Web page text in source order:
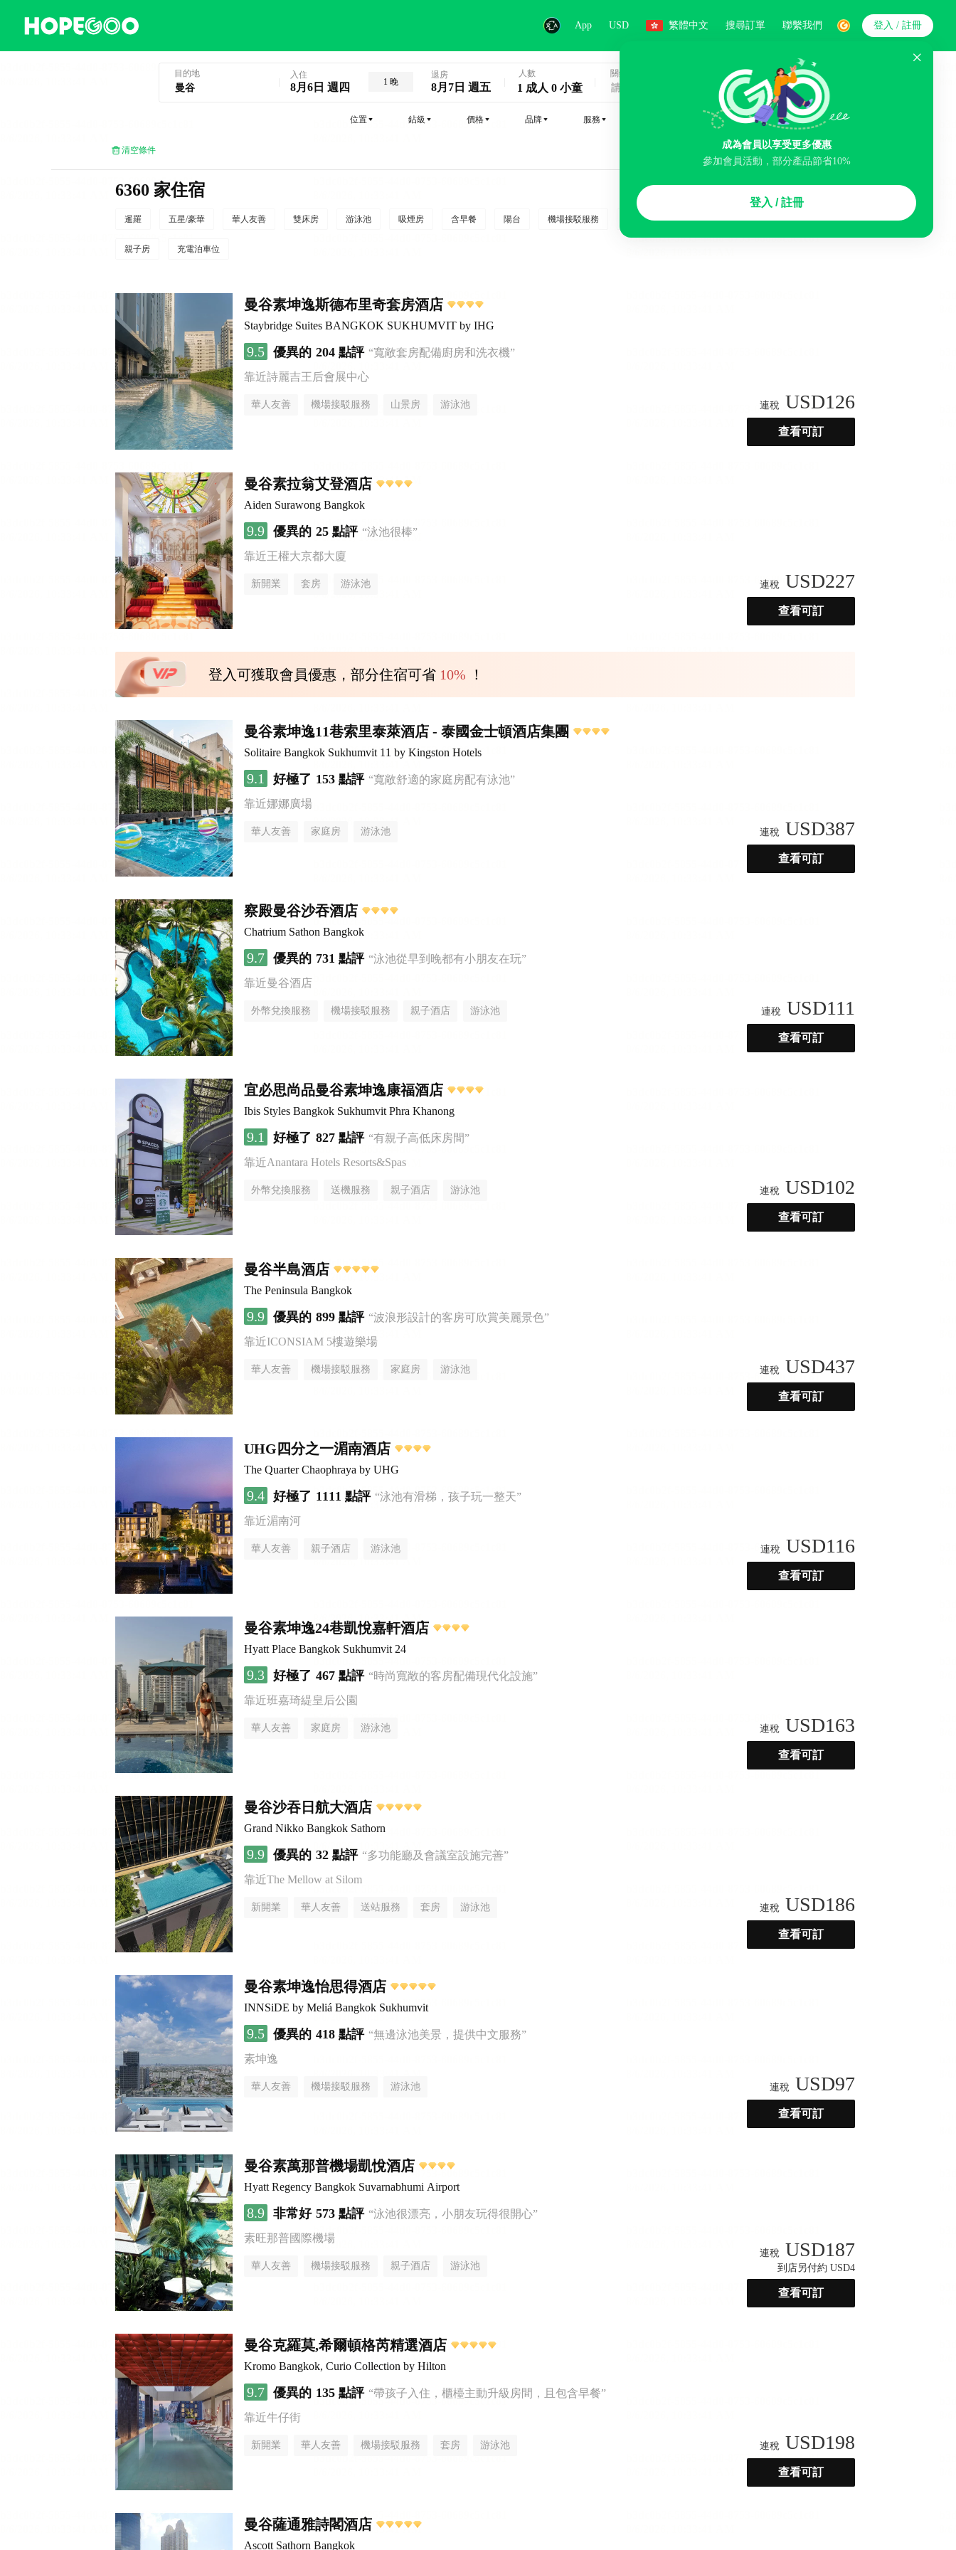
App USD 繁體中文 搜尋訂單 聯繫我們
成為會員以享受更多優惠
參加會員活動，部分產品節省10%
登入 / 註冊
登入 / 註冊
目的地 入住
8月6日 週四 1 晚
退房
8月7日 週五
人數
1 成人 0 小童
關鍵字
搜索
位置 鉆級 價格 品牌 服務
清空條件
6360 家住宿
暹羅 五星/豪華 華人友善 雙床房 游泳池 吸煙房 含早餐 陽台 機場接駁服務 吸煙區 免費取消 民宿 泊車場
親子房 充電泊車位
曼谷素坤逸斯德布里奇套房酒店
Staybridge Suites BANGKOK SUKHUMVIT by IHG
9.5 優異的 204 點評 “寬敞套房配備廚房和洗衣機”
靠近詩麗吉王后會展中心
華人友善 機場接駁服務 山景房 游泳池 連稅 USD126
查看可訂
曼谷素拉翁艾登酒店
Aiden Surawong Bangkok
9.9 優異的 25 點評 “泳池很棒”
靠近王權大京都大廈
新開業 套房 游泳池 連稅 USD227
查看可訂
登入可獲取會員優惠，部分住宿可省 10% ！
曼谷素坤逸11巷索里泰萊酒店 - 泰國金士頓酒店集團
Solitaire Bangkok Sukhumvit 11 by Kingston Hotels
9.1 好極了 153 點評 “寬敞舒適的家庭房配有泳池”
靠近娜娜廣場
華人友善 家庭房 游泳池 連稅 USD387
查看可訂
察殿曼谷沙吞酒店
Chatrium Sathon Bangkok
9.7 優異的 731 點評 “泳池從早到晚都有小朋友在玩”
靠近曼谷酒店
外幣兌換服務 機場接駁服務 親子酒店 游泳池 連稅 USD111
查看可訂
宜必思尚品曼谷素坤逸康福酒店
Ibis Styles Bangkok Sukhumvit Phra Khanong
9.1 好極了 827 點評 “有親子高低床房間”
靠近Anantara Hotels Resorts&Spas
外幣兌換服務 送機服務 親子酒店 游泳池 連稅 USD102
查看可訂
曼谷半島酒店
The Peninsula Bangkok
9.9 優異的 899 點評 “波浪形設計的客房可欣賞美麗景色”
靠近ICONSIAM 5樓遊樂場
華人友善 機場接駁服務 家庭房 游泳池 連稅 USD437
查看可訂
UHG四分之一湄南酒店
The Quarter Chaophraya by UHG
9.4 好極了 1111 點評 “泳池有滑梯，孩子玩一整天”
靠近湄南河
華人友善 親子酒店 游泳池 連稅 USD116
查看可訂
曼谷素坤逸24巷凱悅嘉軒酒店
Hyatt Place Bangkok Sukhumvit 24
9.3 好極了 467 點評 “時尚寬敞的客房配備現代化設施”
靠近班嘉琦緹皇后公園
華人友善 家庭房 游泳池 連稅 USD163
查看可訂
曼谷沙吞日航大酒店
Grand Nikko Bangkok Sathorn
9.9 優異的 32 點評 “多功能廳及會議室設施完善”
靠近The Mellow at Silom
新開業 華人友善 送站服務 套房 游泳池 連稅 USD186
查看可訂
曼谷素坤逸怡思得酒店
INNSiDE by Meliá Bangkok Sukhumvit
9.5 優異的 418 點評 “無邊泳池美景，提供中文服務”
素坤逸
華人友善 機場接駁服務 游泳池 連稅 USD97
查看可訂
曼谷素萬那普機場凱悅酒店
Hyatt Regency Bangkok Suvarnabhumi Airport
8.9 非常好 573 點評 “泳池很漂亮，小朋友玩得很開心”
素旺那普國際機場
華人友善 機場接駁服務 親子酒店 游泳池
連稅 USD187
到店另付約 USD4
查看可訂
曼谷克羅莫,希爾頓格芮精選酒店
Kromo Bangkok, Curio Collection by Hilton
9.7 優異的 135 點評 “帶孩子入住，櫃檯主動升級房間，且包含早餐”
靠近牛仔街
新開業 華人友善 機場接駁服務 套房 游泳池 連稅 USD198
查看可訂
曼谷薩通雅詩閣酒店
Ascott Sathorn Bangkok